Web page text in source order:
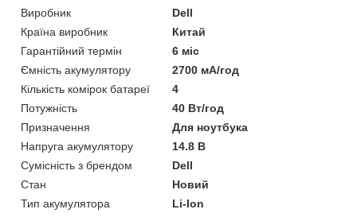
Виробник
Dell
Країна виробник
Китай
Гарантійний термін
6 міс
Ємність акумулятору
2700 мА/год
Кількість комірок батареї
4
Потужність
40 Вт/год
Призначення
Для ноутбука
Напруга акумулятору
14.8 В
Сумісність з брендом
Dell
Стан
Новий
Тип акумулятора
Li-Ion